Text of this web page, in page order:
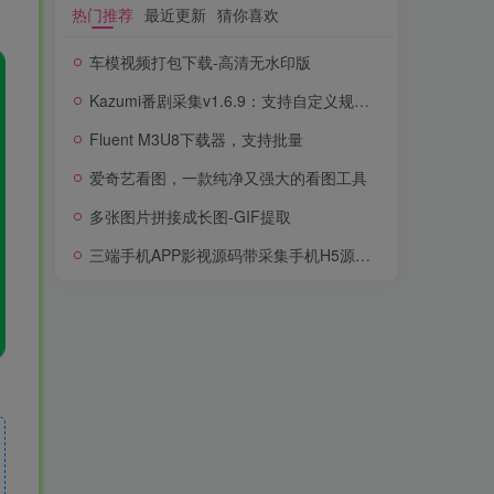
热门推荐 最近更新 猜你喜欢
车模视频打包下载-高清无水印版
Kazumi番剧采集v1.6.9：支持自定义规则+在线观看+弹幕，跨平台下载
Fluent M3U8下载器，支持批量
爱奇艺看图，一款纯净又强大的看图工具
多张图片拼接成长图-GIF提取
三端手机APP影视源码带采集手机H5源码带VIP卡密功能